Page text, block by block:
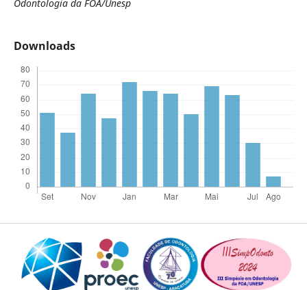
Odontologia da FOA/Unesp
Downloads